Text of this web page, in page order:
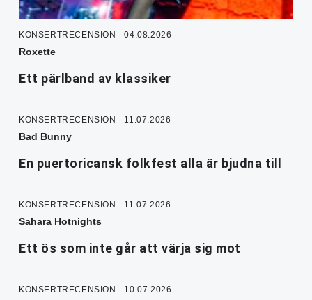
KONSERTRECENSION - 04.08.2026
Roxette
Ett pärlband av klassiker
KONSERTRECENSION - 11.07.2026
Bad Bunny
En puertoricansk folkfest alla är bjudna till
KONSERTRECENSION - 11.07.2026
Sahara Hotnights
Ett ös som inte går att värja sig mot
KONSERTRECENSION - 10.07.2026